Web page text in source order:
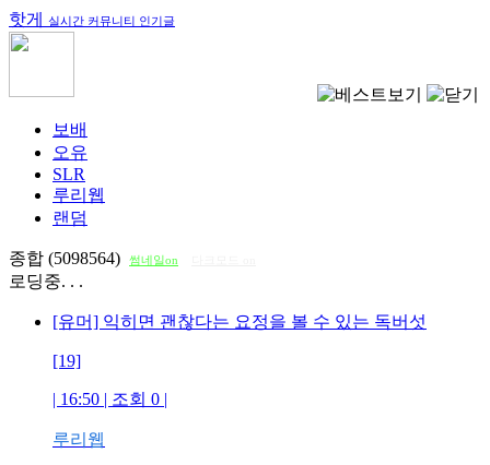
핫게 실시간 커뮤니티 인기글
보배
오유
SLR
루리웹
랜덤
종합 (5098564) 썸네일on
로딩중. . .
[유머] 익히면 괜찮다는 요정을 볼 수 있는 독버섯
[19]
| 16:50 | 조회 0 |
루리웹